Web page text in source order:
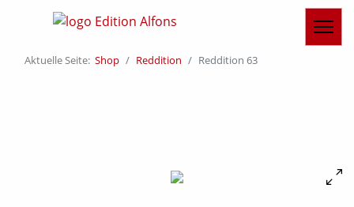
Aktuelle Seite: Shop Reddition Reddition 63